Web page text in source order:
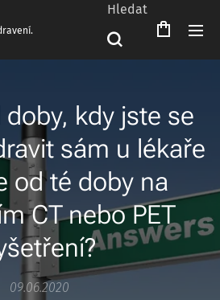
Hledat
doby, kdy jste se
sám u lékaře
od té doby na
CT nebo PET
09.06.2020